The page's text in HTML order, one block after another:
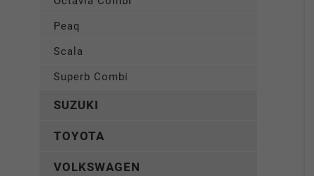
Peaq
Scala
Superb Combi
SUZUKI
TOYOTA
VOLKSWAGEN